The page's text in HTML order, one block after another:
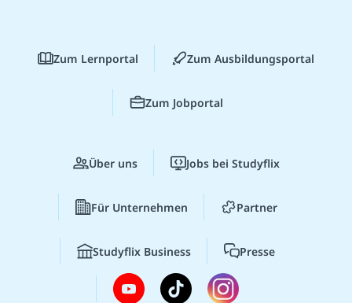
Zum Lernportal Zum Ausbildungsportal
Zum Jobportal
Über uns Jobs bei Studyflix
Für Unternehmen Partner
Studyflix Business Presse